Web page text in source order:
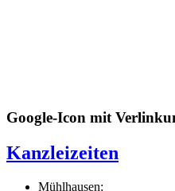
Google-Icon mit
Kanzleizeiten
Mühlhausen: